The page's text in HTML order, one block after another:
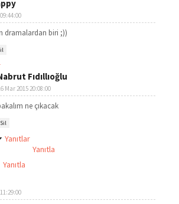
dramalardan biri ;))
Fıdıllıoğlu
Mar 2015 20:08:00
ne çıkacak
Sil
Yanıtlar
Yanıtla
Yanıtla